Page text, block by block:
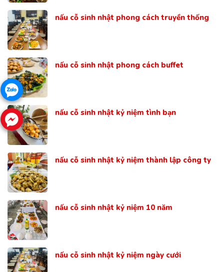
nấu cỗ sinh nhật phong cách truyền thống
nấu cỗ sinh nhật phong cách buffet
nấu cỗ sinh nhật kỷ niệm tình bạn
nấu cỗ sinh nhật kỷ niệm thành lập công ty
nấu cỗ sinh nhật kỷ niệm 10 năm
nấu cỗ sinh nhật kỷ niệm ngày cưới